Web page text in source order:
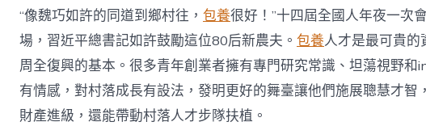
死
水
甜
心
寶
物
“像魏巧如許的同道到鄉村往， 包養很好！”十四屆全國人年夜一次
場，習近平總書記如許鼓勵這位80后新農夫。 包養人才是最可貴的
周全復興的基本。很多青年創業者擁有專門研究常識、坦蕩視野
有情感，對村落成長有設法，發明更好的舞臺讓他們施展聰慧才智
財產進級，還能帶動村落人才步隊扶植。